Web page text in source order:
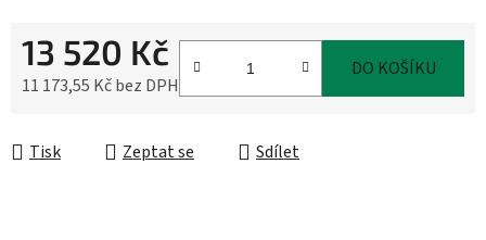
13 520 Kč
11 173,55 Kč bez DPH
DO KOŠÍKU
Tisk Zeptat se Sdílet